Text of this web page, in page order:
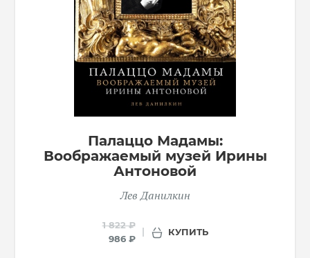
Палаццо Мадамы:
Воображаемый музей Ирины
Антоновой
Лев Данилкин
1 822 ₽
986 ₽
КУПИТЬ